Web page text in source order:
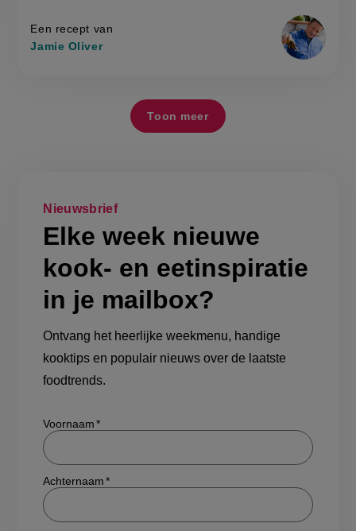
Een recept van
Jamie Oliver
Toon meer
Nieuwsbrief
Elke week nieuwe
kook- en eetinspiratie
in je mailbox?
Ontvang het heerlijke weekmenu, handige
kooktips en populair nieuws over de laatste
foodtrends.
Show/hide
Voornaam
Achternaam